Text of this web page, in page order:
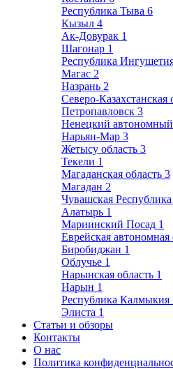
Республика Тыва 6
Кызыл 4
Ак-Довурак 1
Шагонар 1
Республика
Магас 2
Назрань 2
Северо-Казахстанская
Петропавловск 3
Ненецкий
Нарьян-Мар 3
Жетысу область 3
Текели 1
Магаданская область 3
Магадан 2
Чувашская Республика
Алатырь 1
Мариинский Посад 1
Еврейская автономная
Биробиджан 1
Облучье 1
Нарынская область 1
Нарын 1
Республика Калмыкия
Элиста 1
Статьи и обзоры
Контакты
О нас
Политика